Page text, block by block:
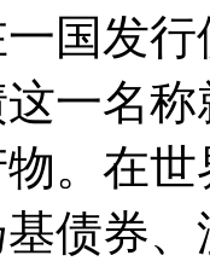
国发
一名
。在
债券